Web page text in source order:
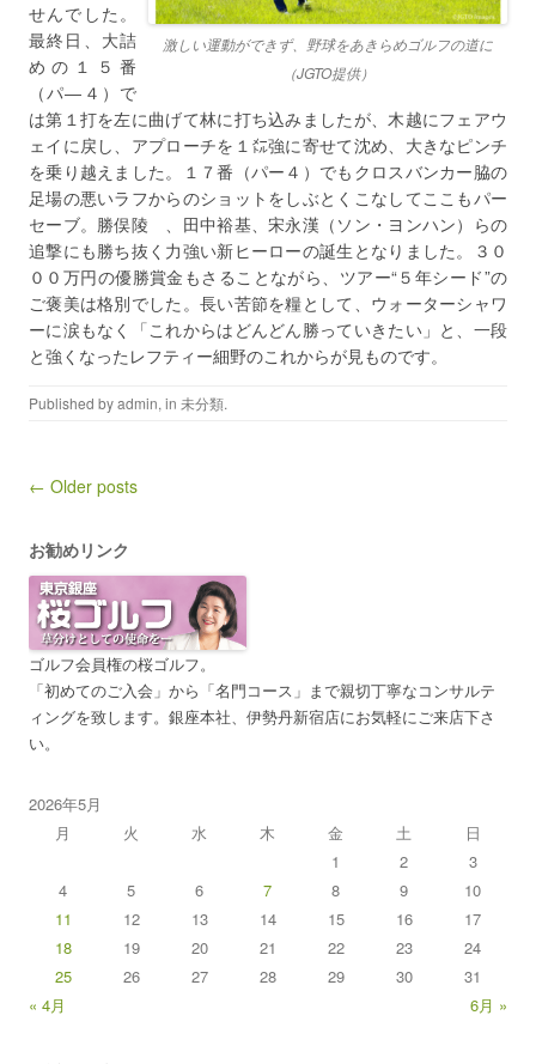
激しい運動ができず、野球をあきらめゴルフの道に
（JGTO提供）
せんでした。
最終日、大詰
めの１５番
（パ―４）で
は第１打を左に曲げて林に打ち込みましたが、木越にフェアウ
ェイに戻し、アプローチを１㍍強に寄せて沈め、大きなピンチ
を乗り越えました。１７番（パー４）でもクロスバンカー脇の
足場の悪いラフからのショットをしぶとくこなしてここもパー
セーブ。勝俣陵 、田中裕基、宋永漢（ソン・ヨンハン）らの
追撃にも勝ち抜く力強い新ヒーローの誕生となりました。３０
００万円の優勝賞金もさることながら、ツアー“５年シード”の
ご褒美は格別でした。長い苦節を糧として、ウォーターシャワ
ーに涙もなく「これからはどんどん勝っていきたい」と、一段
と強くなったレフティー細野のこれからが見ものです。
Published byadmin, in 未分類.
Post navigation
← Older posts
お勧めリンク
ゴルフ会員権の桜ゴルフ。
「初めてのご入会」から「名門コース」まで親切丁寧なコンサルテ
ィングを致します。銀座本社、伊勢丹新宿店にお気軽にご来店下さ
い。
2026年5月
月
火 水 木 金 土
日
1
2
3
4
5 6 7 8 9
10
11
12 13 14 15 16
17
18
19 20 21 22 23
24
25
26 27 28 29 30
31
« 4月
6月 »